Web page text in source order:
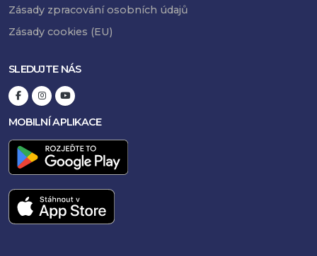
Zásady zpracování osobních údajů
Zásady cookies (EU)
SLEDUJTE NÁS
MOBILNÍ APLIKACE